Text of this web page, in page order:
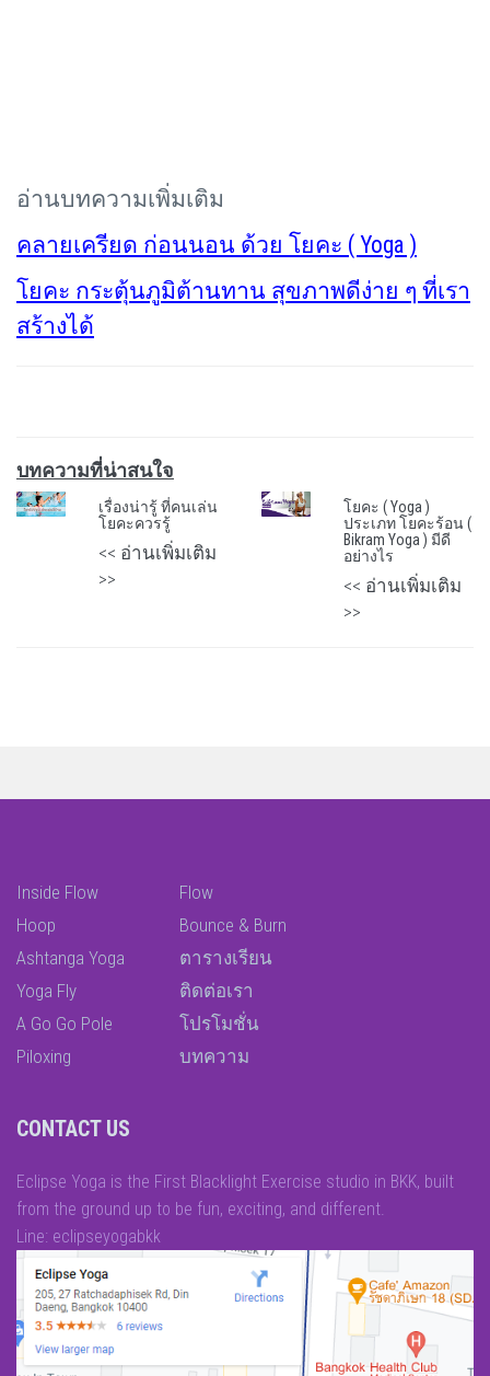
อ่านบทความเพิ่มเติม
คลายเครียด ก่อนนอน ด้วย โยคะ ( Yoga )
โยคะ กระตุ้นภูมิต้านทาน สุขภาพดีง่าย ๆ ที่เรา
สร้างได้
บทความที่น่าสนใจ
เรื่องน่ารู้ ที่คนเล่น
โยคะควรรู้
<< อ่านเพิ่มเติม
>>
โยคะ ( Yoga )
ประเภท โยคะร้อน (
Bikram Yoga ) มีดี
อย่างไร
<< อ่านเพิ่มเติม
>>
Inside Flow
Hoop
Ashtanga Yoga
Yoga Fly
A Go Go Pole
Piloxing
Flow
Bounce & Burn
ตารางเรียน
ติดต่อเรา
โปรโมชั่น
บทความ
CONTACT US
Eclipse Yoga is the First Blacklight Exercise studio in BKK, built
from the ground up to be fun, exciting, and different.
Line: eclipseyogabkk